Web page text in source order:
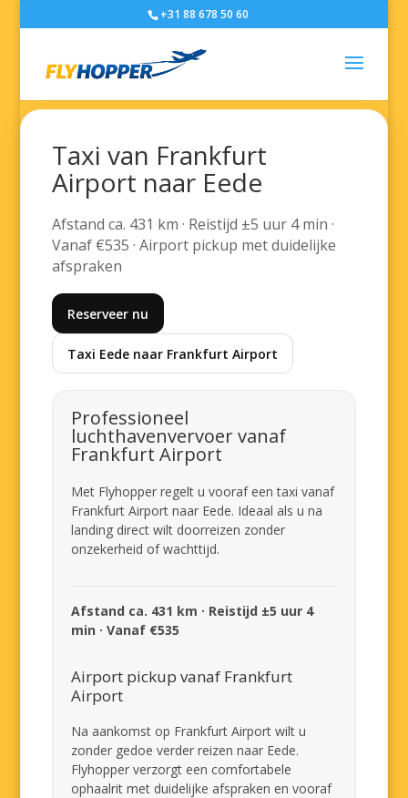
+31 88 678 50 60
Taxi van Frankfurt
Airport naar Eede
Afstand ca. 431 km · Reistijd ±5 uur 4 min ·
Vanaf €535 · Airport pickup met duidelijke
afspraken
Reserveer nu
Taxi Eede naar Frankfurt Airport
Professioneel
luchthavenvervoer vanaf
Frankfurt Airport
Met Flyhopper regelt u vooraf een taxi vanaf
Frankfurt Airport naar Eede. Ideaal als u na
landing direct wilt doorreizen zonder
onzekerheid of wachttijd.
Afstand ca. 431 km · Reistijd ±5 uur 4
min · Vanaf €535
Airport pickup vanaf Frankfurt
Airport
Na aankomst op Frankfurt Airport wilt u
zonder gedoe verder reizen naar Eede.
Flyhopper verzorgt een comfortabele
ophaalrit met duidelijke afspraken en vooraf